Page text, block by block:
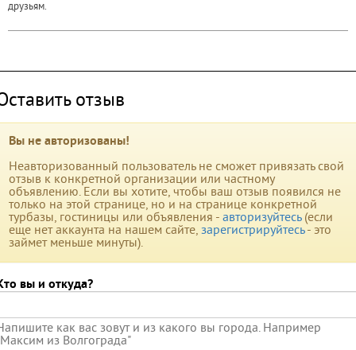
друзьям.
отзыв
Вы не авторизованы!
Неавторизованный пользователь не сможет привязать свой
отзыв к конкретной организации или частному
объявлению. Если вы хотите, чтобы ваш отзыв появился не
только на этой странице, но и на странице конкретной
турбазы, гостиницы или объявления - авторизуйтесь(если
еще нет аккаунта на нашем сайте, зарегистрируйтесь- это
займет меньше минуты).
вы и откуда?
как вас зовут и из какого вы города. Например
из Волгограда"